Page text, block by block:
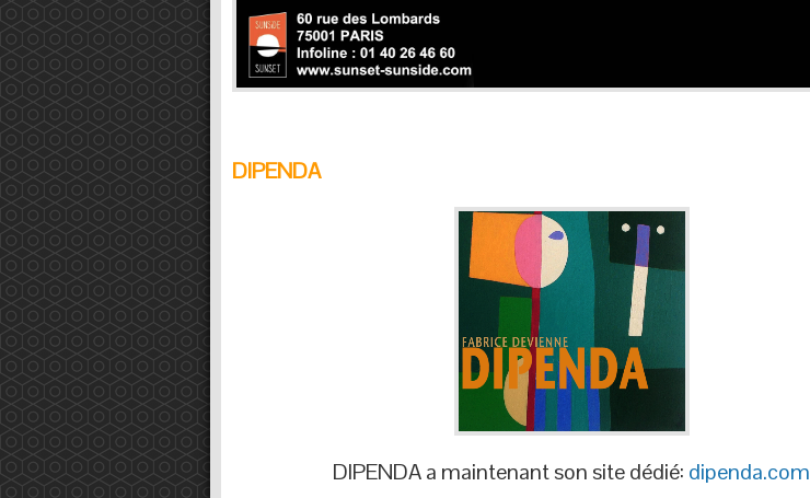
DIPENDA
DIPENDA a maintenant son site dédié: dipenda.com